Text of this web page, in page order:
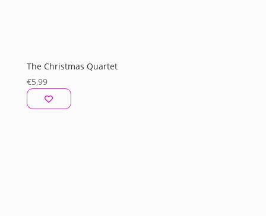
The Christmas Quartet
€5,99